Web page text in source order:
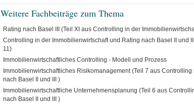
Weitere Fachbeiträge zum Thema
Rating nach Basel III (Teil XI aus Controlling in der
Controlling in der Immobilienwirtschaft und Rating nach Basel II und
11)
Immobilienwirtschaftliches Controlling - Modell und Prozess
Immobilienwirtschaftliches Risikomanagement (Teil 7 aus
nach Basel II und III )
Immobilienwirtschaftliche Unternehmensplanung (Teil 6 aus
nach Basel II und III )